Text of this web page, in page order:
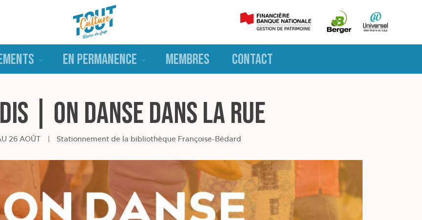
EN PERMANENCE MEMBRES CONTACT
| On Danse Dans la Rue
26 AOÛT | Stationnement de la bibliothèque Françoise-Bédard